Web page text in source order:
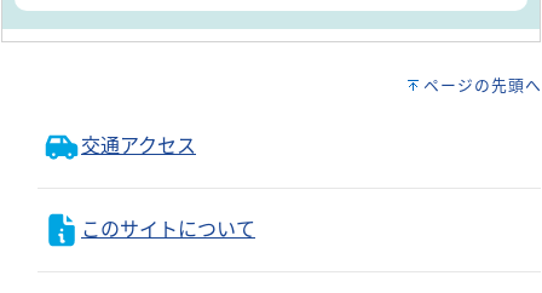
ページの先頭へ
交通アクセス
このサイトについて